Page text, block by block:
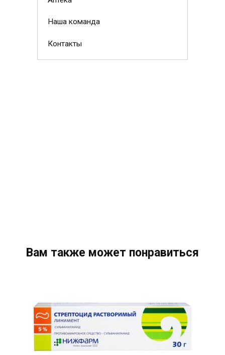
Наша команда
Контакты
Вам также может понравиться